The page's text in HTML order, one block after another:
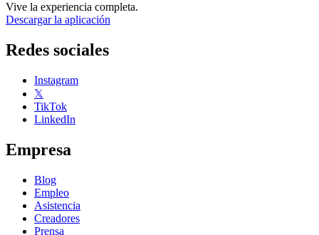
Vive la experiencia completa.
Descargar la aplicación
Redes sociales
Instagram
𝕏
TikTok
LinkedIn
Empresa
Blog
Empleo
Asistencia
Creadores
Prensa